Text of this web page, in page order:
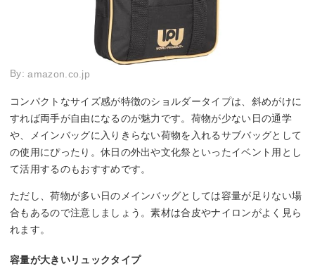
By:amazon.co.jp
コンパクトなサイズ感が特徴のショルダータイプは、斜めがけに
すれば両手が自由になるのが魅力です。荷物が少ない日の通学
や、メインバッグに入りきらない荷物を入れるサブバッグとして
の使用にぴったり。休日の外出や文化祭といったイベント用とし
て活用するのもおすすめです。
ただし、荷物が多い日のメインバッグとしては容量が足りない場
合もあるので注意しましょう。素材は合皮やナイロンがよく見ら
れます。
容量が大きいリュックタイプ